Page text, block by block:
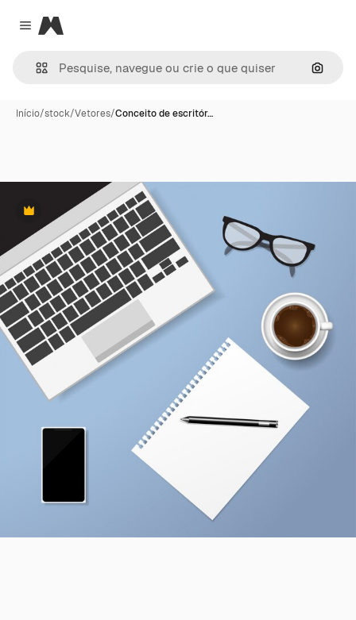
Close menu
Magnific
Início/stock/Vetores/Conceito de escritór…
Premium